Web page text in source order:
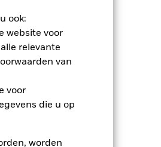
ook:
website voor
relevante
van
voor
die u op
worden